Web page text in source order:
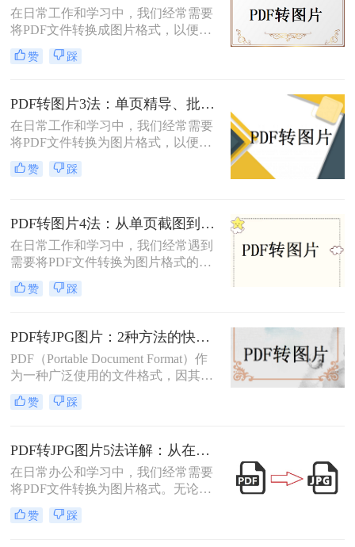
在日常工作和学习中，我们经常需要
将PDF文件转换成图片格式，以便于
分享、打印或进行其他编辑操作。那
么pdf转成图片怎么转呢？本文将介绍
赞 踩
PDF转图片3法：单页精导、批量快导、截图应急各取所需！
在日常工作和学习中，我们经常需要
将PDF文件转换为图片格式，以便进
行分享、打印或进一步的图像处理。
那么怎么把pdf转图片呢？本文将介绍
据实际需求选择合适的方法进行转
换。
赞 踩
PDF转图片4法：从单页截图到批量导出的完整操作路径！
在日常工作和学习中，我们经常遇到
需要将PDF文件转换为图片格式的情
况。无论是制作PPT素材、在社交媒
体分享资料，还是在不方便打开PDF
把PDF转成图片都是一项必备技能。
本文将详细介绍4种实用的转换方
法，帮助您快速掌握这项技能。
赞 踩
PDF转JPG图片：2种方法的快捷操作和格式选择要点！
PDF（Portable Document Format）作
为一种广泛使用的文件格式，因其跨
平台、不易被篡改的特性而备受青
睐。然而，在某些情况下，我们可能
便于在更多设备上查看、分享或进行
编辑。那么怎么将pdf转换成jpg图片
呢？本文将介绍两种将PDF转换成
JPG图片的方法，包括使用专业软件
和在线转换工具，帮助大家轻松应对
这一需求。
赞 踩
PDF转JPG图片5法详解：从在线工具到桌面端全路径对比！
在日常办公和学习中，我们经常需要
将PDF文件转换为图片格式。无论是
为了方便分享、嵌入演示文稿，还是
为了保护文档内容不被随意编辑，掌
赞 踩